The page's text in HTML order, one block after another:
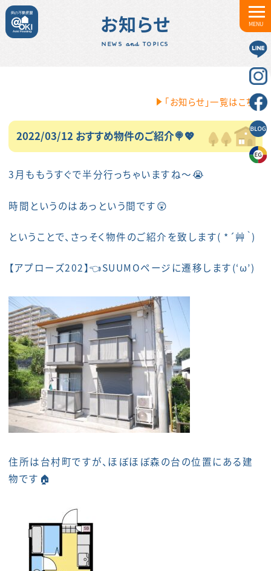
MENU
お知らせ
NEWS and TOPICS
「お知らせ」一覧はこちら
2022/03/12 おすすめ物件のご紹介🍭💖
3月ももうすぐで半分行っちゃいますね～😭
時間というのはあっという間です😲
ということで、さっそく物件のご紹介を致します( *´艸｀)
【アプローズ202】👈SUUMOページに遷移します(‘ω’)
住所は台村町ですが、ほぼほぼ森の台の位置にある建
物です🏠